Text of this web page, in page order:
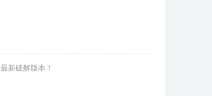
新破解版本！